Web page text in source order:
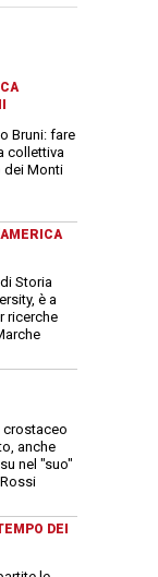
Bruni: fare
collettiva
dei Monti
Storia
è a
ricerche
crostaceo
anche
nel "suo"
DEI